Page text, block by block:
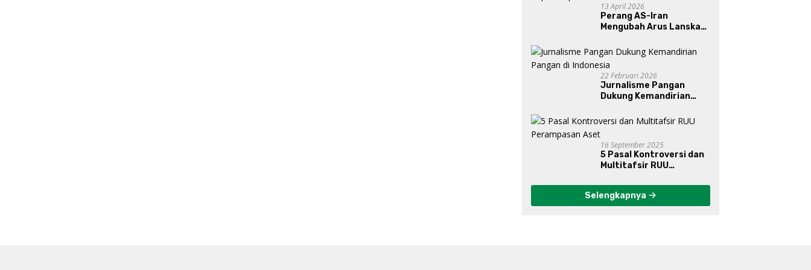
13 April 2026
Perang AS-Iran
Mengubah Arus Lanskap
Bawah Kepemimpinan
Prabowo-Gibran?
22 Februari 2026
Jurnalisme Pangan
Dukung Kemandirian
16 September 2025
5 Pasal Kontroversi dan
Multitafsir RUU
Selengkapnya